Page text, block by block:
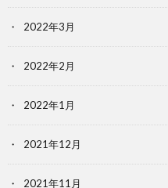
2022年3月
2022年2月
2022年1月
2021年12月
2021年11月